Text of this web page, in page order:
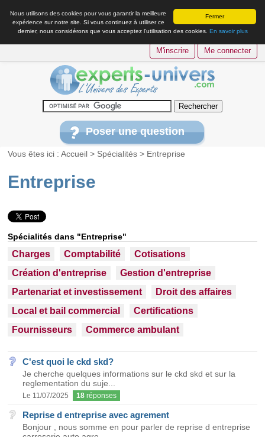
Fermer
Nous utilisons des cookies pour vous garantir la meilleure
expérience sur notre site. Si vous continuez à utiliser ce
dernier, nous considérons que vous acceptez l’utilisation des cookies. En savoir plus
M'inscrire Me connecter
Poser une question
Vous êtes ici :Accueil > Spécialités > Entreprise
Entreprise
Spécialités dans "Entreprise"
Charges Comptabilité
Cotisations
Création d'entreprise
Gestion d'entreprise
Partenariat et investissement
Droit des affaires
Local et bail commercial
Certifications
Fournisseurs
Commerce ambulant
C'est quoi le ckd skd?
Je cherche quelques informations sur le ckd skd et sur la
reglementation du suje...
Le 11/07/2025 18 réponses
Reprise d entreprise avec agrement
Bonjour , nous somme en pour parler de reprise d entreprise